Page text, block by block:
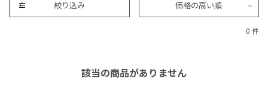
絞り込み 価格の高い順
0 件
該当の商品がありません